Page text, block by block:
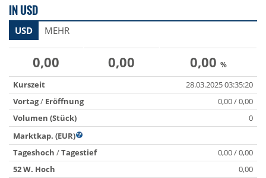
IN USD
USD MEHR
0,00 0,00 0,00 %
Kurszeit
28.03.2025 03:35:20
Vortag/ Eröffnung
0,00 / 0,00
Volumen (Stück)
0
Marktkap. (EUR)
Tageshoch /Tagestief
0,00 / 0,00
52 W. Hoch
0,00